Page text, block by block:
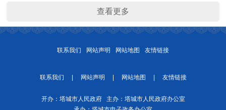
查看更多
联系我们 网站声明 网站地图 友情链接
联系我们 | 网站声明 | 网站地图 | 友情链接
开办：塔城市人民政府 主办：塔城市人民政府办公室